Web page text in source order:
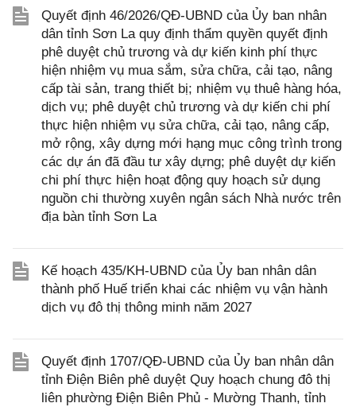
Quyết định 46/2026/QĐ-UBND của Ủy ban nhân
dân tỉnh Sơn La quy định thẩm quyền quyết định
phê duyệt chủ trương và dự kiến kinh phí thực
hiện nhiệm vụ mua sắm, sửa chữa, cải tạo, nâng
cấp tài sản, trang thiết bị; nhiệm vụ thuê hàng hóa,
dịch vụ; phê duyệt chủ trương và dự kiến chi phí
thực hiện nhiệm vụ sửa chữa, cải tạo, nâng cấp,
mở rộng, xây dựng mới hạng mục công trình trong
các dự án đã đầu tư xây dựng; phê duyệt dự kiến
chi phí thực hiện hoạt động quy hoạch sử dụng
nguồn chi thường xuyên ngân sách Nhà nước trên
địa bàn tỉnh Sơn La
Kế hoạch 435/KH-UBND của Ủy ban nhân dân
thành phố Huế triển khai các nhiệm vụ vận hành
dịch vụ đô thị thông minh năm 2027
Quyết định 1707/QĐ-UBND của Ủy ban nhân dân
tỉnh Điện Biên phê duyệt Quy hoạch chung đô thị
liên phường Điện Biên Phủ - Mường Thanh, tỉnh